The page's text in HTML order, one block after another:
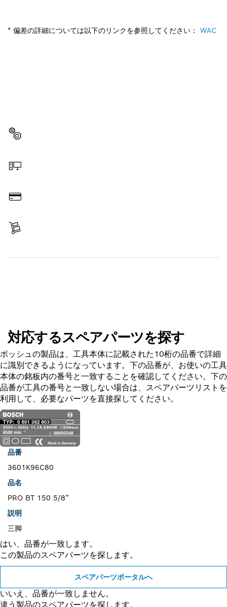
* 偏差の詳細については以下のリンクを参照してください： WAC
対応するスペアパーツを探す
ボッシュの製品は、工具本体に記載された10桁の品番で詳細
に識別できるようになっています。下の品番が、お使いの工具
本体の銘板内の番号と一致することを確認してください。下の
品番が工具の番号と一致しない場合は、スペアパーツリストを
利用して、必要なパーツを直接探してください。
品番
3601K96C80
品名
PRO BT 150 5/8”
説明
三脚
はい、品番が一致します。
この製品のスペアパーツを探します。
スペアパーツポータルへ
いいえ、品番が一致しません。
違う製品のスペアパーツを探します。